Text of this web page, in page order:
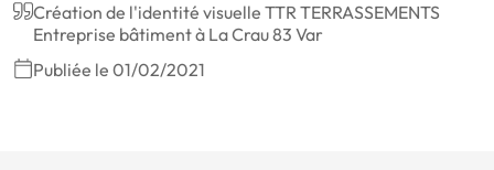
Création de l'identité visuelle TTR TERRASSEMENTS
Entreprise bâtiment à La Crau 83 Var
Publiée le 01/02/2021